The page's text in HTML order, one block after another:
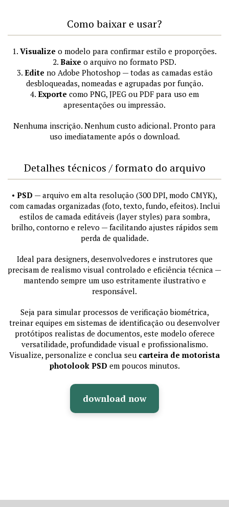
Como baixar e usar?
1. Visualize o modelo para confirmar estilo e proporções.
2. Baixe o arquivo no formato PSD.
3. Edite no Adobe Photoshop — todas as camadas estão
desbloqueadas, nomeadas e agrupadas por função.
4. Exporte como PNG, JPEG ou PDF para uso em
apresentações ou impressão.
Nenhuma inscrição. Nenhum custo adicional. Pronto para
uso imediatamente após o download.
Detalhes técnicos / formato do arquivo
• PSD — arquivo em alta resolução (300 DPI, modo CMYK),
com camadas organizadas (foto, texto, fundo, efeitos). Inclui
estilos de camada editáveis (layer styles) para sombra,
brilho, contorno e relevo — facilitando ajustes rápidos sem
perda de qualidade.
Ideal para designers, desenvolvedores e instrutores que
precisam de realismo visual controlado e eficiência técnica —
mantendo sempre um uso estritamente ilustrativo e
responsável.
Seja para simular processos de verificação biométrica,
treinar equipes em sistemas de identificação ou desenvolver
protótipos realistas de documentos, este modelo oferece
versatilidade, profundidade visual e profissionalismo.
Visualize, personalize e conclua seu carteira de motorista
photolook PSD em poucos minutos.
download now